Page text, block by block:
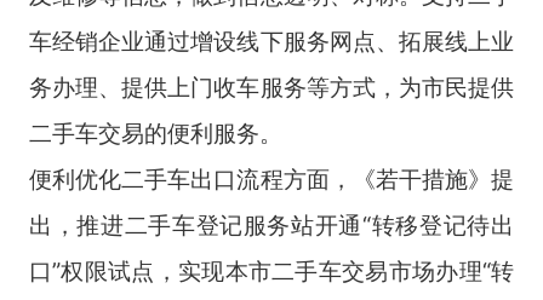
车经销企业通过增设线下服务网点、拓展线上业
务办理、提供上门收车服务等方式，为市民提供
二手车交易的便利服务。
便利优化二手车出口流程方面，《若干措施》提
出，推进二手车登记服务站开通“转移登记待出
口”权限试点，实现本市二手车交易市场办理“转